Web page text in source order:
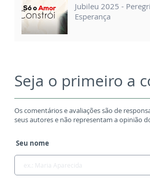
Jubileu 2025 -
Esperança
Seja o primeiro a
Os comentários e avaliações são de
seus autores e não representam a opinião
Seu nome